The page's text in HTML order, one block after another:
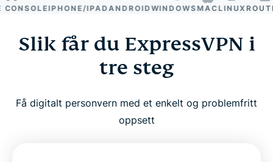
IPHONE/IPADANDROIDWINDOWSMACLINUXROUTER
Slik får du ExpressVPN i
tre steg
Få digitalt personvern med et enkelt og problemfritt
oppsett